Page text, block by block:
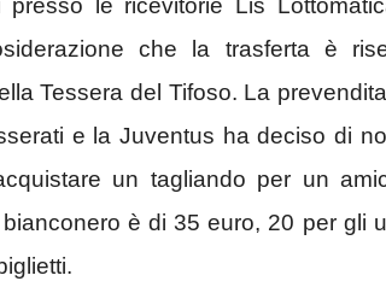
che la trasferta è
Tessera del Tifoso. La
e la Juventus ha deciso di
un tagliando per un
è di 35 euro, 20 per gli